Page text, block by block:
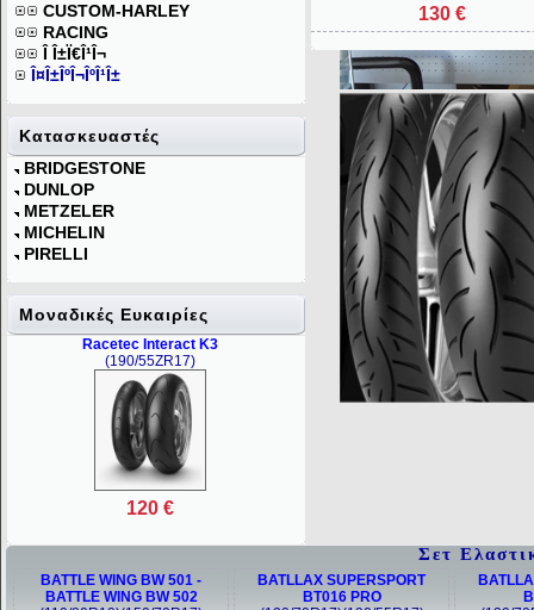
CUSTOM-HARLEY
RACING
Î Î±Ï€Î¹Î¬
Î¤Î±ÎºÎ¬ÎºÎ¹Î±
Κατασκευαστές
BRIDGESTONE
DUNLOP
METZELER
MICHELIN
PIRELLI
Mοναδικές Ευκαιρίες
Racetec Interact K3
(190/55ZR17)
120 €
130 €
Σετ
BATTLE WING BW 501 -
BATTLE WING BW 502
BATLLAX SUPERSPORT
BT016 PRO